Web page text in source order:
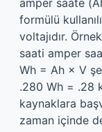
amper saate
formülü
voltajıdır.
saati amper
Wh = Ah × V
.280 Wh = .28
kaynaklara
zaman içinde